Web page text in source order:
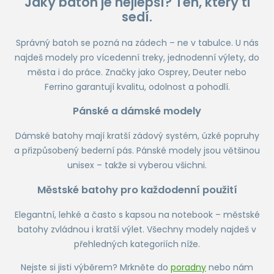
sedí.
Správný batoh se pozná na zádech – ne v tabulce. U nás
najdeš modely pro vícedenní treky, jednodenní výlety, do
města i do práce. Značky jako Osprey, Deuter nebo
Ferrino garantují kvalitu, odolnost a pohodlí.
Pánské a dámské modely
Dámské batohy mají kratší zádový systém, úzké popruhy
a přizpůsobený bederní pás. Pánské modely jsou většinou
unisex – takže si vyberou všichni.
Městské batohy pro každodenní použití
Elegantní, lehké a často s kapsou na notebook – městské
batohy zvládnou i kratší výlet. Všechny modely najdeš v
přehledných kategoriích níže.
Nejste si jisti výběrem? Mrkněte do poradny nebo nám